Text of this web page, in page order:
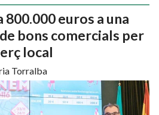
euros a una
bons comercials per
local
Torralba